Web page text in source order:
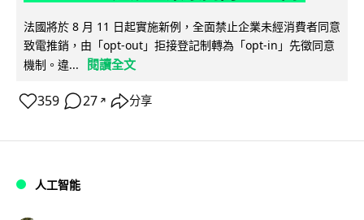
法國將於 8 月 11 日起實施新例，全面禁止企業未經消費者同意
致電推銷，由「opt-out」拒接登記制轉為「opt-in」先徵同意
機制。違...
閱讀全文
359 27 ↗ 分享
人工智能